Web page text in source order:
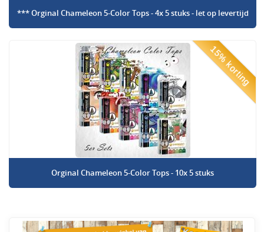
*** Orginal Chameleon 5-Color Tops - 4x 5 stuks - let op levertijd
15% korting
Orginal Chameleon 5-Color Tops - 10x 5 stuks